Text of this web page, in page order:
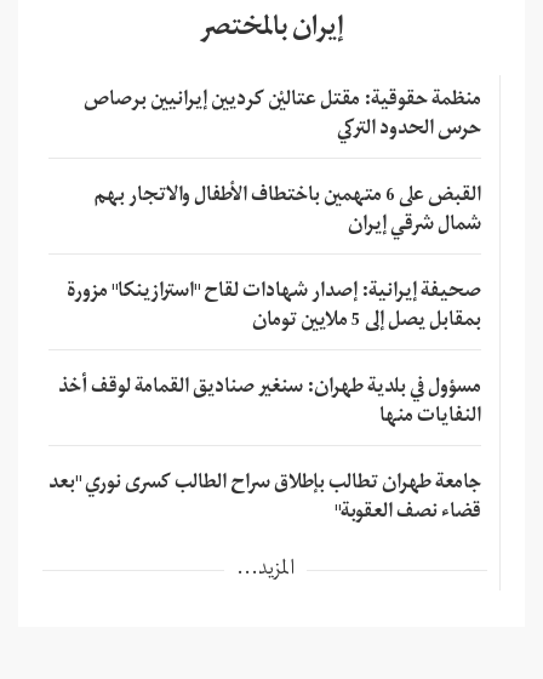
إيران بالمختصر
منظمة حقوقية: مقتل عتاليْن كرديين إيرانيين برصاص
حرس الحدود التركي
القبض على 6 متهمين باختطاف الأطفال والاتجار بهم
شمال شرقي إيران
صحيفة إيرانية: إصدار شهادات لقاح "استرازينكا" مزورة
بمقابل يصل إلى 5 ملايين تومان
مسؤول في بلدية طهران: سنغير صناديق القمامة لوقف أخذ
النفايات منها
جامعة طهران تطالب بإطلاق سراح الطالب كسرى نوري "بعد
قضاء نصف العقوبة"
المزيد...